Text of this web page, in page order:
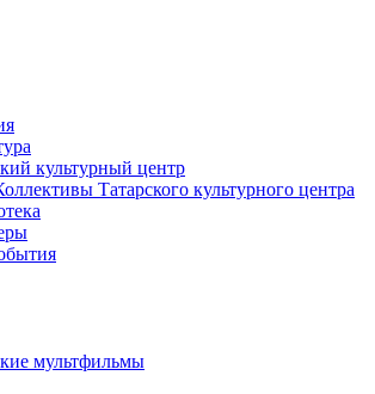
культурный центр
Татарского культурного центра
мультфильмы